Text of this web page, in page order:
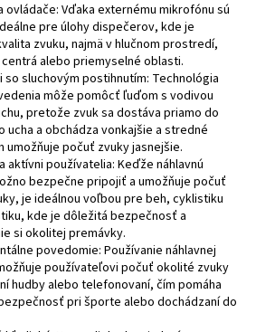
ovládače: Vďaka externému mikrofónu sú
pre úlohy dispečerov, kde je
zvuku, najmä v hlučnom prostredí,
centrá alebo priemyselné oblasti.
so sluchovým postihnutím: Technológia
môže pomôcť ľuďom s vodivou
pretože zvuk sa dostáva priamo do
ucha a obchádza vonkajšie a stredné
umožňuje počuť zvuky jasnejšie.
aktívni používatelia: Keďže náhlavnú
bezpečne pripojiť a umožňuje počuť
je ideálnou voľbou pre beh, cyklistiku
kde je dôležitá bezpečnosť a
si okolitej premávky.
povedomie: Používanie náhlavnej
používateľovi počuť okolité zvuky
hudby alebo telefonovaní, čím pomáha
pri športe alebo dochádzaní do